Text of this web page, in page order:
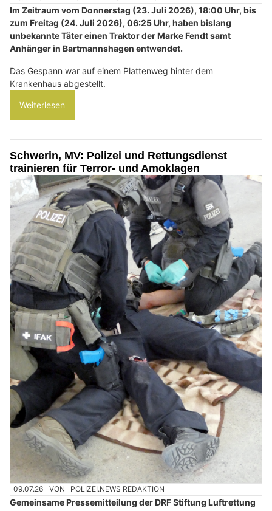
Im Zeitraum vom Donnerstag (23. Juli 2026), 18:00 Uhr, bis
zum Freitag (24. Juli 2026), 06:25 Uhr, haben bislang
unbekannte Täter einen Traktor der Marke Fendt samt
Anhänger in Bartmannshagen entwendet.
Das Gespann war auf einem Plattenweg hinter dem
Krankenhaus abgestellt.
Weiterlesen
Schwerin, MV: Polizei und Rettungsdienst
trainieren für Terror- und Amoklagen
09.07.26 VON POLIZEI.NEWS REDAKTION
Gemeinsame Pressemitteilung der DRF Stiftung Luftrettung